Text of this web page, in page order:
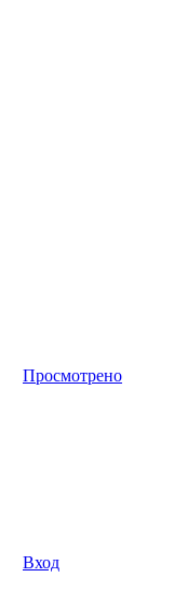
Просмотрено
Вход